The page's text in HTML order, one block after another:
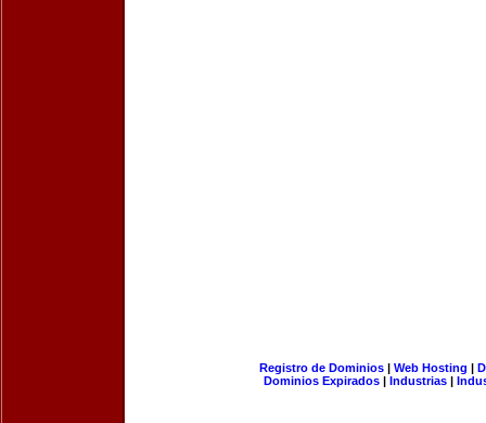
Registro de Dominios| Web Hosting |
Dominios Expirados | Industrias |